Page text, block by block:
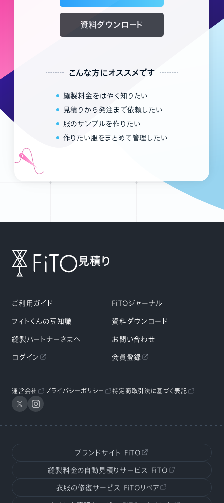
資料ダウンロード
こんな方にオススメです
縫製料金をはやく知りたい
見積りから発注まで依頼したい
服のサンプルを作りたい
作りたい服をまとめて管理したい
見積り
ご利用ガイド
フィトくんの豆知識
縫製パートナーさまへ
FiTOジャーナル
資料ダウンロード
お問い合わせ
ログイン
会員登録
運営会社 プライバシーポリシー 特定商取引法に基づく表記
ブランドサイト FiTO
縫製料金の自動見積りサービス FiTO
衣服の修復サービス FiTOリペア